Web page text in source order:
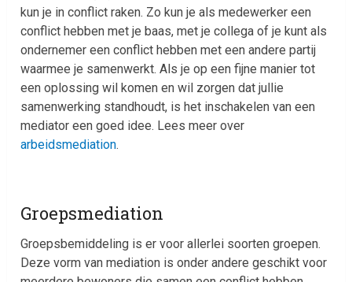
kun je in conflict raken. Zo kun je als medewerker een
conflict hebben met je baas, met je collega of je kunt als
ondernemer een conflict hebben met een andere partij
waarmee je samenwerkt. Als je op een fijne manier tot
een oplossing wil komen en wil zorgen dat jullie
samenwerking standhoudt, is het inschakelen van een
mediator een goed idee. Lees meer over
arbeidsmediation.
Groepsmediation
Groepsbemiddeling is er voor allerlei soorten groepen.
Deze vorm van mediation is onder andere geschikt voor